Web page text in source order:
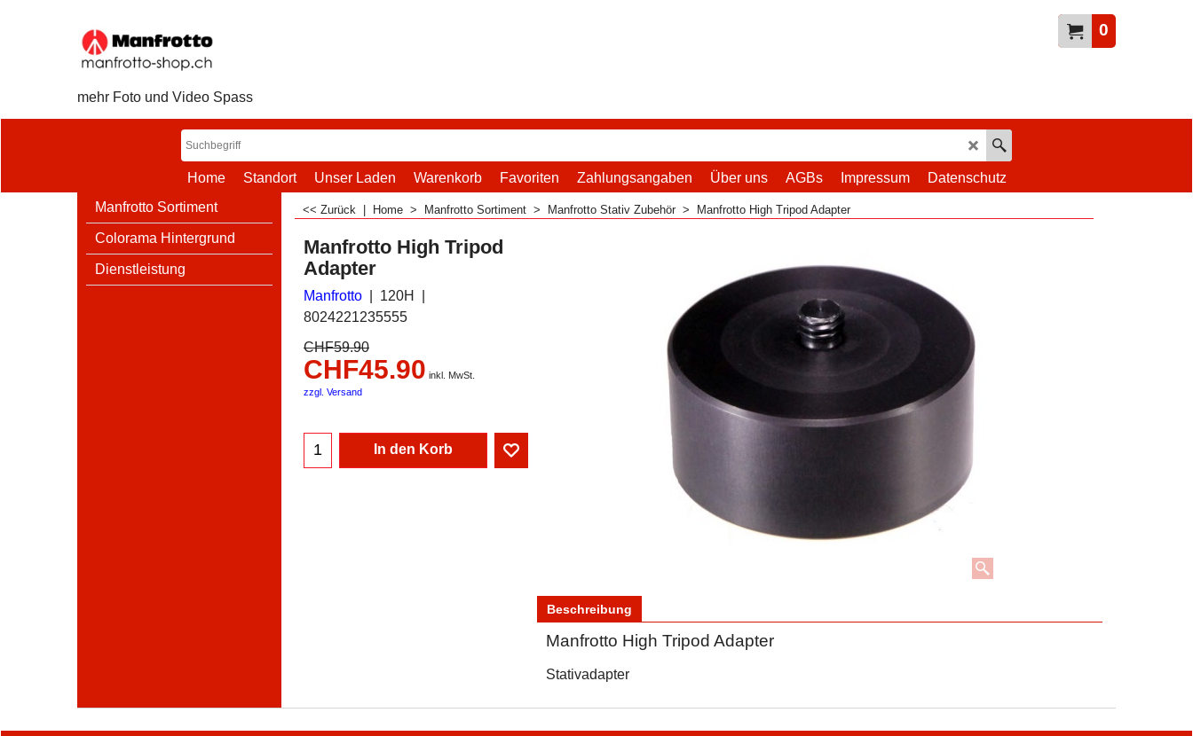
0
mehr Foto und Video Spass
Home Standort Unser Laden Warenkorb Favoriten Zahlungsangaben Über uns AGBs Impressum
Datenschutz
Manfrotto Sortiment
Colorama Hintergrund
Dienstleistung
<< Zurück Home > Manfrotto Sortiment > Manfrotto Stativ Zubehör > Manfrotto High Tripod Adapter
Manfrotto High Tripod
Adapter
Manfrotto
120H
8024221235555
CHF59.90
CHF45.90 inkl. MwSt.
zzgl. Versand
In den Korb
Beschreibung
Manfrotto High Tripod Adapter
Stativadapter